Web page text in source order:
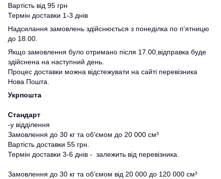
Вартість від 95 грн
Термін доставки 1-3 днів
Надсилання замовлень здійснюється з понеділка по п'ятницю
до 18.00.
Якщо замовлення було отримано після 17.00,відправка буде
здійснена на наступний день.
Процес доставки можна відстежувати на сайті перевізника
Нова Пошта.
Укрпошта
Стандарт
-у відділення
Замовлення до 30 кг та об’ємом до 20 000 см³
Вартість доставки 55 грн.
Термін доставки 3-6 днів - залежить від перевізника.
Замовлення до 30 кг та об’ємом від 20 000 до 120 000 см³